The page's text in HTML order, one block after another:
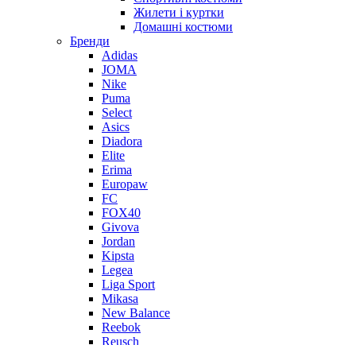
Жилети і куртки
Домашні костюми
Бренди
Adidas
JOMA
Nike
Puma
Select
Asics
Diadora
Elite
Erima
Europaw
FC
FOX40
Givova
Jordan
Kipsta
Legea
Liga Sport
Mikasa
New Balance
Reebok
Reusch